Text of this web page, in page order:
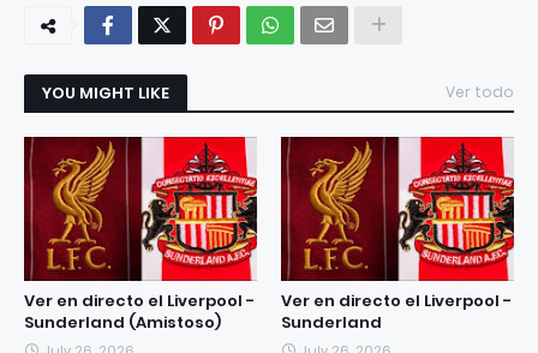
YOU MIGHT LIKE Ver todo
Ver en directo el Liverpool -
Sunderland (Amistoso)
Ver en directo el Liverpool -
Sunderland